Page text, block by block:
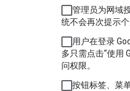
管理员为网域
统不会再次提示
用户在登录
多只需点击“使用
问权限。
按钮标签、菜